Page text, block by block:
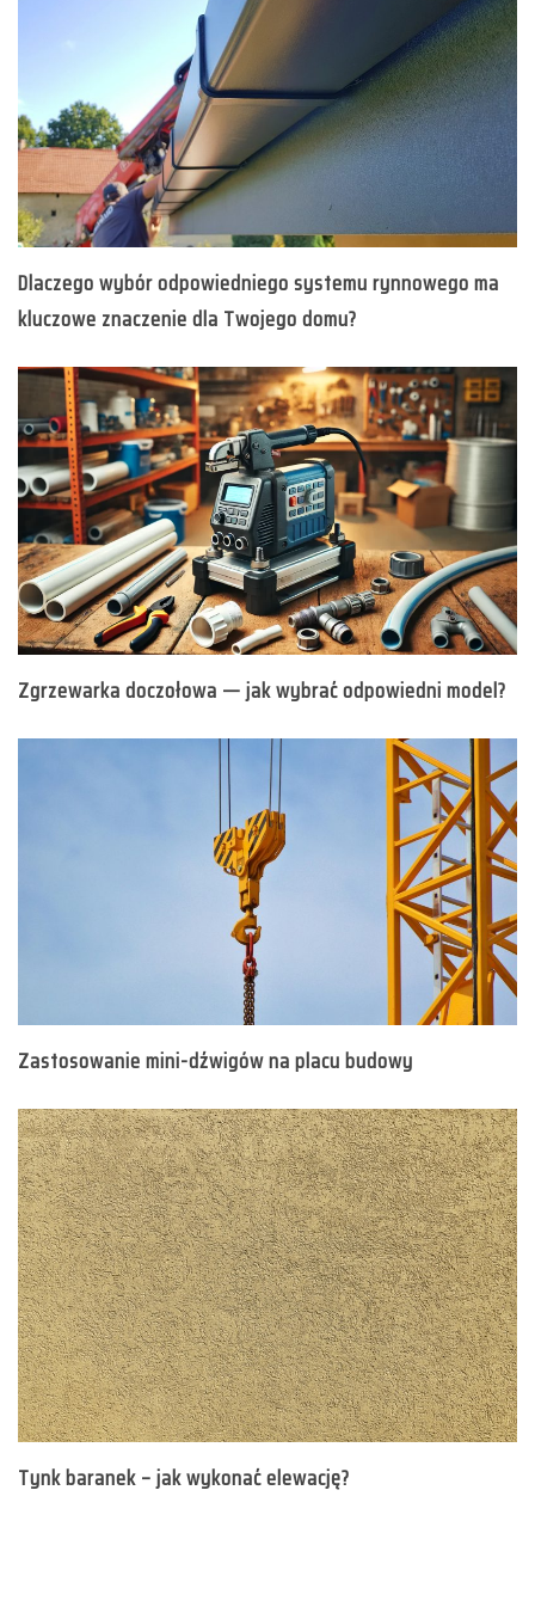
Dlaczego wybór odpowiedniego systemu rynnowego ma
kluczowe znaczenie dla Twojego domu?
Zgrzewarka doczołowa — jak wybrać odpowiedni model?
Zastosowanie mini-dźwigów na placu budowy
Tynk baranek – jak wykonać elewację?